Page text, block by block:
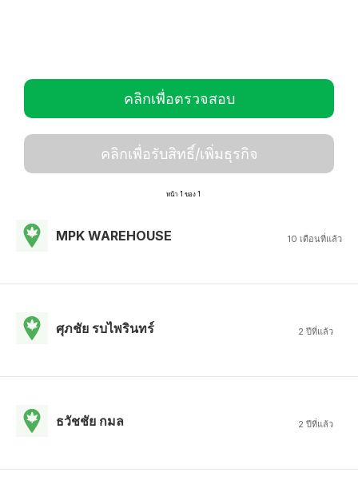
คลิกเพื่อตรวจสอบ
คลิกเพื่อรับสิทธิ์/เพิ่มธุรกิจ
หน้า 1 ของ 1
MPK WAREHOUSE 10 เดือนที่แล้ว
ศุภชัย รบไพรินทร์ 2 ปีที่แล้ว
ธวัชชัย กมล 2 ปีที่แล้ว